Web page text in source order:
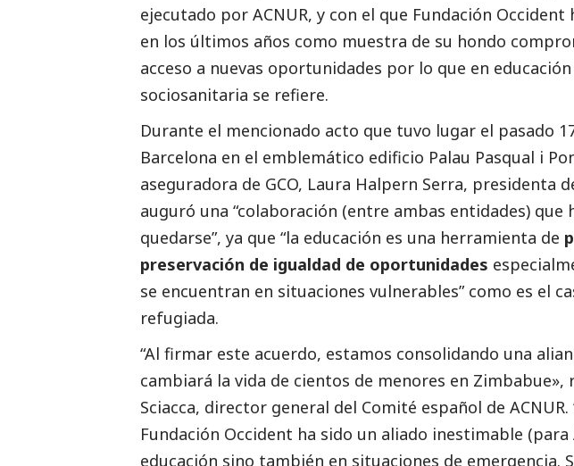
ejecutado por ACNUR, y con el que Fundación
en los últimos años como muestra de su hondo
acceso a nuevas oportunidades por lo que en
sociosanitaria se refiere.
Durante el mencionado acto que tuvo lugar el pasado
Barcelona en el emblemático edificio Palau Pasqual i
aseguradora de GCO, Laura Halpern Serra, presidenta
auguró una “colaboración (entre ambas entidades) que
quedarse”, ya que “la educación es una herramienta de
preservación de igualdad de oportunidades
se encuentran en situaciones vulnerables” como es el
refugiada.
“Al firmar este acuerdo, estamos consolidando una
cambiará la vida de cientos de menores en Zimbabue»,
Sciacca, director general del Comité español de
Fundación Occident ha sido un aliado inestimable (para
educación sino también en situaciones de emergencia.